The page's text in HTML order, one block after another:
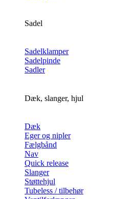
Sadel
Sadelklamper
Sadelpinde
Sadler
Dæk, slanger, hjul
Dæk
Eger og nipler
Fælgbånd
Nav
Quick release
Slanger
Støttehjul
Tubeless / tilbehør